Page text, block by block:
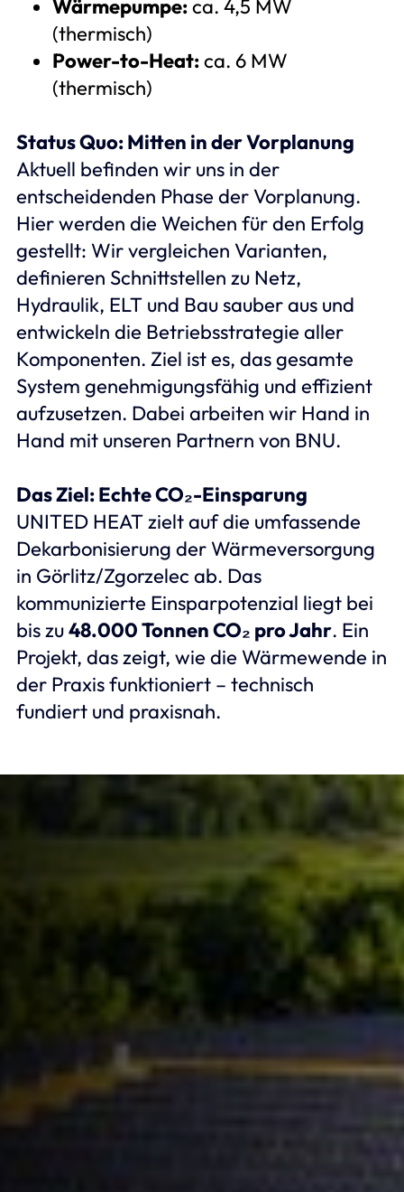
Wärmepumpe:ca. 4,5 MW
(thermisch)
Power-to-Heat:ca. 6 MW
(thermisch)
Status Quo: Mitten in der Vorplanung
Aktuell befinden wir uns in der
entscheidenden Phase der Vorplanung.
Hier werden die Weichen für den Erfolg
gestellt: Wir vergleichen Varianten,
definieren Schnittstellen zu Netz,
Hydraulik, ELT und Bau sauber aus und
entwickeln die Betriebsstrategie aller
Komponenten. Ziel ist es, das gesamte
System genehmigungsfähig und effizient
aufzusetzen. Dabei arbeiten wir Hand in
Hand mit unseren Partnern von BNU.
Das Ziel: Echte CO₂-Einsparung
UNITED HEAT zielt auf die umfassende
Dekarbonisierung der Wärmeversorgung
in Görlitz/Zgorzelec ab. Das
kommunizierte Einsparpotenzial liegt bei
bis zu48.000 Tonnen CO₂ pro Jahr. Ein
Projekt, das zeigt, wie die Wärmewende in
der Praxis funktioniert – technisch
fundiert und praxisnah.